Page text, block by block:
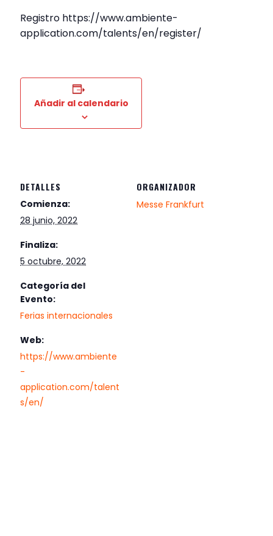
Registro https://www.ambiente-
application.com/talents/en/register/
Añadir al calendario
DETALLES
Comienza:
28 junio, 2022
Finaliza:
5 octubre, 2022
Categoría del
Evento:
Ferias internacionales
Web:
https://www.ambiente
-
application.com/talent
s/en/
ORGANIZADOR
Messe Frankfurt